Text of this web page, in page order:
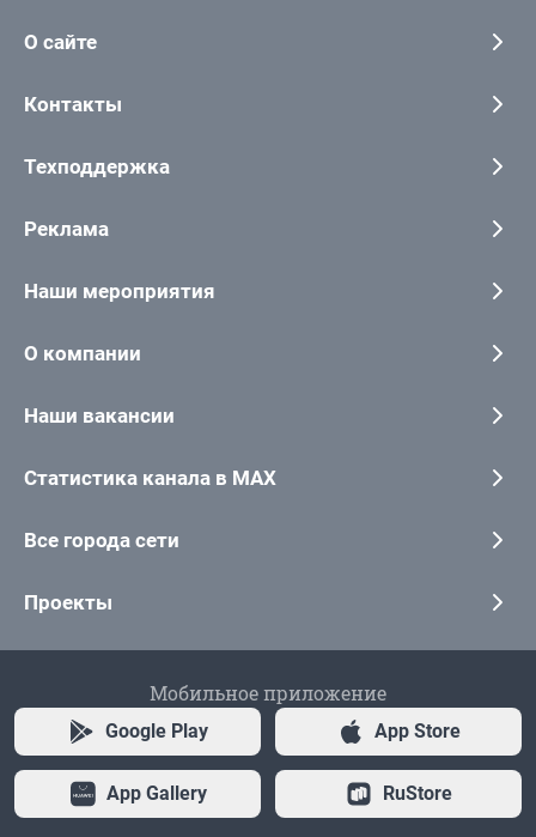
О сайте
Контакты
Техподдержка
Реклама
Наши мероприятия
О компании
Наши вакансии
Статистика канала в MAX
Все города сети
Проекты
Мобильное приложение
Google Play App Store
App Gallery RuStore